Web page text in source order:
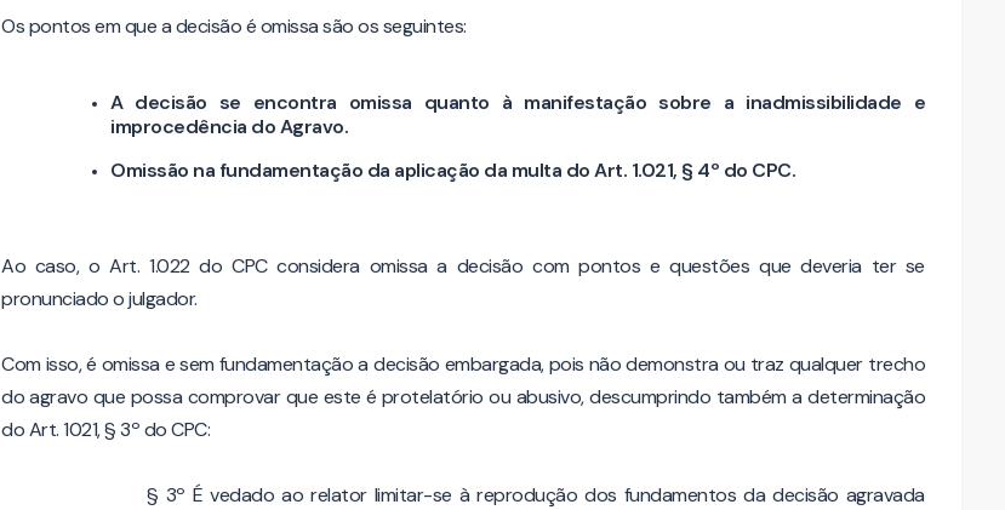
Os pontos em que a decisão é omissa são os seguintes:
A decisão se encontra omissa quanto à manifestação sobre a inadmissibilidade e
improcedência do Agravo.
Omissão na fundamentação da aplicação da multa do Art. 1.021, § 4º do CPC.
Ao caso, o Art. 1.022 do CPC considera omissa a decisão com pontos e questões que deveria ter se
pronunciado o julgador.
Com isso, é omissa e sem fundamentação a decisão embargada, pois não demonstra ou traz qualquer trecho
do agravo que possa comprovar que este é protelatório ou abusivo, descumprindo também a determinação
do Art. 1021, § 3º do CPC:
§ 3º É vedado ao relator limitar-se à reprodução dos fundamentos da decisão agravada